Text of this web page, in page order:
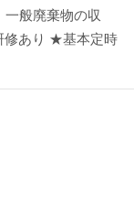
一般廃棄物の収
修あり ★基本定時